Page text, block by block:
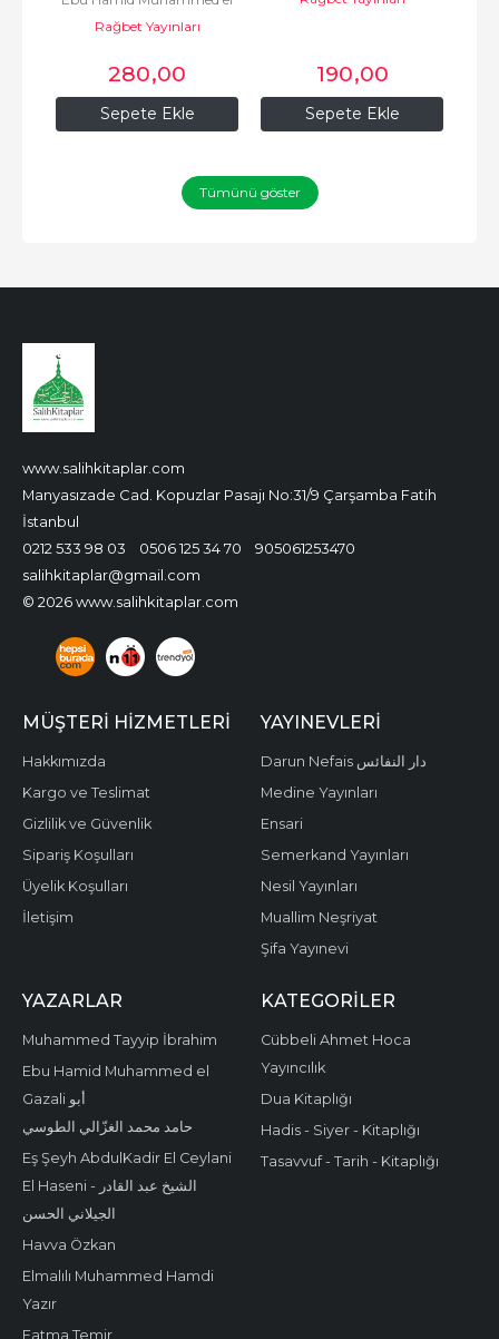
Sepete Ekle
Gazali أبو
Rağbet Yayınları
280,00
Sepete Ekle
190,00
Tümünü göster
www.salihkitaplar.com
Manyasızade Cad. Kopuzlar Pasajı No:31/9 Çarşamba Fatih
İstanbul
0212 533 98 03
0506 125 34 70
905061253470
salihkitaplar@gmail.com
© 2026 www.salihkitaplar.com
MÜŞTERI HIZMETLERI
Hakkımızda
Kargo ve Teslimat
Gizlilik ve Güvenlik
Sipariş Koşulları
Üyelik Koşulları
İletişim
YAYINEVLERI
Darun Nefais دار النفائس
Medine Yayınları
Ensari
Semerkand Yayınları
Nesil Yayınları
Muallim Neşriyat
Şifa Yayınevi
YAZARLAR
Muhammed Tayyip İbrahim
Ebu Hamid Muhammed el
Gazali أبو
حامد محمد الغزّالي الطوسي
Eş Şeyh AbdulKadir El Ceylani
El Haseni - الشيخ عبد القادر
الجيلاني الحسن
Havva Özkan
Elmalılı Muhammed Hamdi
Yazır
Fatma Temir
KATEGORILER
Cübbeli Ahmet Hoca
Yayıncılık
Dua Kitaplığı
Hadis - Siyer - Kitaplığı
Tasavvuf - Tarih - Kitaplığı